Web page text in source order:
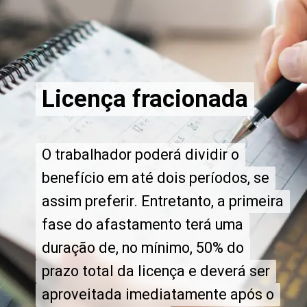
O trabalhador poderá dividir o
benefício em até dois períodos, se
assim preferir. Entretanto, a primeira
fase do afastamento terá uma
duração de, no mínimo, 50% do
prazo total da licença e deverá ser
aproveitada imediatamente após o
O trabalhador poderá dividir o
benefício em até dois períodos, se
assim preferir. Entretanto, a primeira
fase do afastamento terá uma
duração de, no mínimo, 50% do
prazo total da licença e deverá ser
aproveitada imediatamente após o
Licença fracionada
Licença fracionada